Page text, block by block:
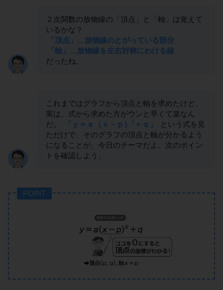
２次関数の放物線の「頂点」と「軸」は覚えて
いるかな？
「頂点」…放物線のとがっている部分
「軸」…放物線を左右対称にわける線
だったね。
これまではグラフから頂点と軸を求めたけど、
実は、式から求めた方がウンと早くて楽なん
だ。
「ｙ＝ａ（ｘ－ｐ） 2 ＋ｑ」
という式を見
ただけで、そのグラフの頂点と軸が分かるよう
になることが、今日のテーマだよ。次のポイン
トを確認しよう。
POINT